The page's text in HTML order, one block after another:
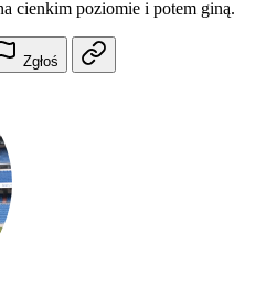
cienkim poziomie i potem giną.
Zgłoś